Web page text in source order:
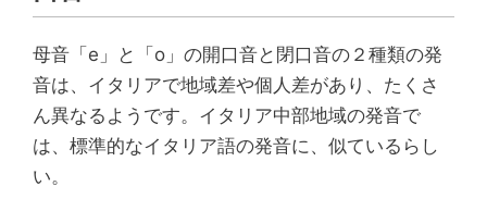
母音「e」と「o」の開口音と閉口音の２種類の発
音は、イタリアで地域差や個人差があり、たくさ
ん異なるようです。イタリア中部地域の発音で
は、標準的なイタリア語の発音に、似ているらし
い。